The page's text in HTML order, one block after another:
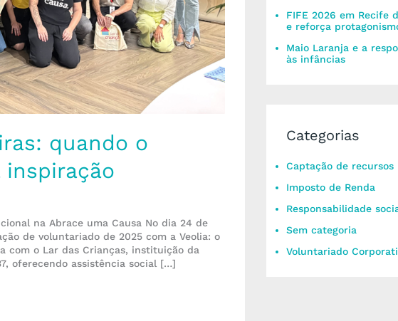
quando o
na Abrace uma Causa No dia 24 de
de voluntariado de 2025 com a Veolia: o
com o Lar das Crianças, instituição da
oferecendo assistência social […]
FIFE 2026 em Recife
e reforça
Maio Laranja e a
às infâncias
Categorias
Captação de recursos
Imposto de Renda
Responsabilidade
Sem categoria
Voluntariado